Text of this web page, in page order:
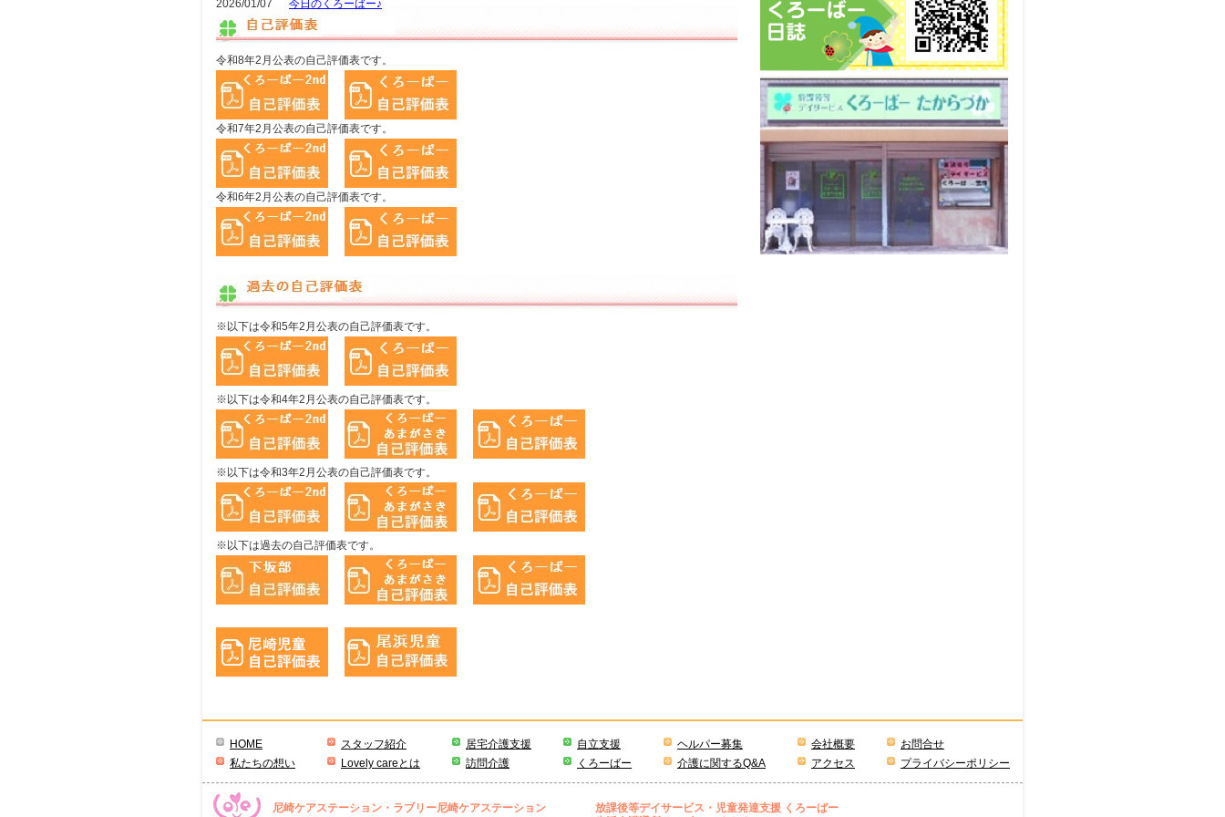
2026/01/07 今日のくろーばー♪
令和8年2月公表の自己評価表です。
令和7年2月公表の自己評価表です。
令和6年2月公表の自己評価表です。
※以下は令和5年2月公表の自己評価表です。
※以下は令和4年2月公表の自己評価表です。
※以下は令和3年2月公表の自己評価表です。
※以下は過去の自己評価表です。
HOME
私たちの想い
スタッフ紹介
Lovely careとは
居宅介護支援
訪問介護
自立支援
くろーばー
ヘルパー募集
介護に関するQ&A
会社概要
アクセス
お問合せ
プライバシーポリシー
尼崎ケアステーション・ラブリー尼崎ケアステーション
放課後等デイサービス・児童発達支援 くろーばー